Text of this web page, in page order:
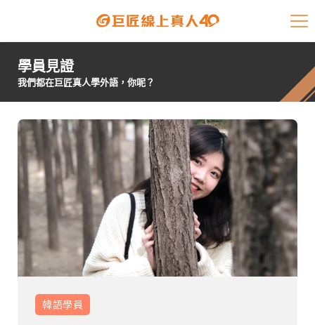
課程介紹
開課查詢
師資陣容
學員故事
免費資源
就業輔導
學員見證
我們都在巨匠真人學外語，你呢？
韓語學員